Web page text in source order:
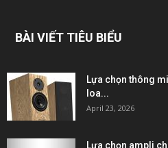
BÀI VIẾT TIÊU BIỂU
Lựa chọn thông
loa...
April 23, 2026
Lựa chọn ampli